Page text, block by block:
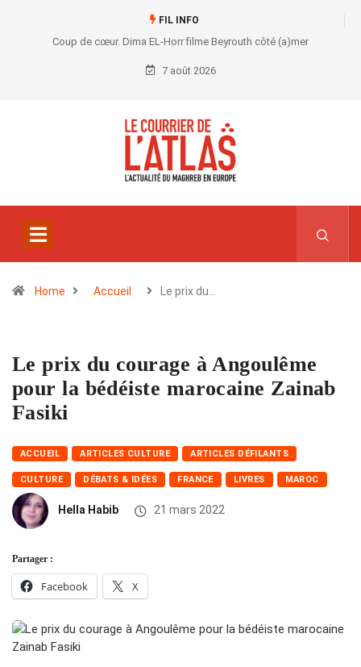
FIL INFO
Coup de cœur. Dima EL-Horr filme Beyrouth côté (a)mer
7 août 2026
Home Accueil Le prix du…
Le prix du courage à Angoulême
pour la bédéiste marocaine Zainab
Fasiki
ACCUEIL ARTICLES CULTURE ARTICLES DÉFILANTS
CULTURE DÉBATS & IDÉES FRANCE LIVRES MAROC
Hella Habib 21 mars 2022
Partager :
Facebook X